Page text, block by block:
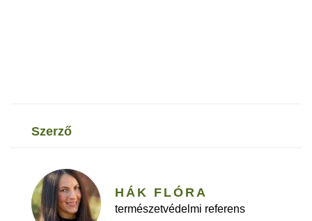
szerző
HÁK FLÓRA
természetvédelmi referens